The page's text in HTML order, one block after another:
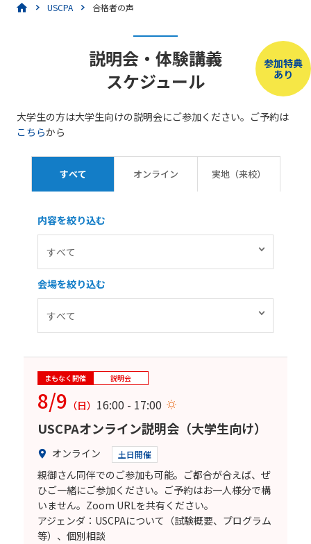
USCPA 合格者の声
参加特典
あり
説明会・体験講義
スケジュール
大学生の方は大学生向けの説明会にご参加ください。ご予約は
こちらから
すべて オンライン 実地（来校）
内容を絞り込む
会場を絞り込む
まもなく開催 説明会
8/9 （日） 16:00 - 17:00
USCPAオンライン説明会（大学生向け）
オンライン 土日開催
親御さん同伴でのご参加も可能。ご都合が合えば、ぜ
ひご一緒にご参加ください。ご予約はお一人様分で構
いません。Zoom URLを共有ください。
アジェンダ：USCPAについて（試験概要、プログラム
等）、個別相談